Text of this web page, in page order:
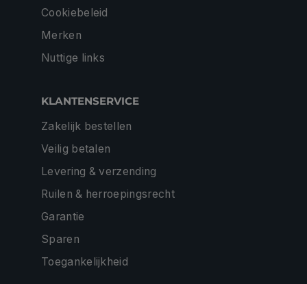
Cookiebeleid
Merken
Nuttige links
KLANTENSERVICE
Zakelijk bestellen
Veilig betalen
Levering & verzending
Ruilen & herroepingsrecht
Garantie
Sparen
Toegankelijkheid